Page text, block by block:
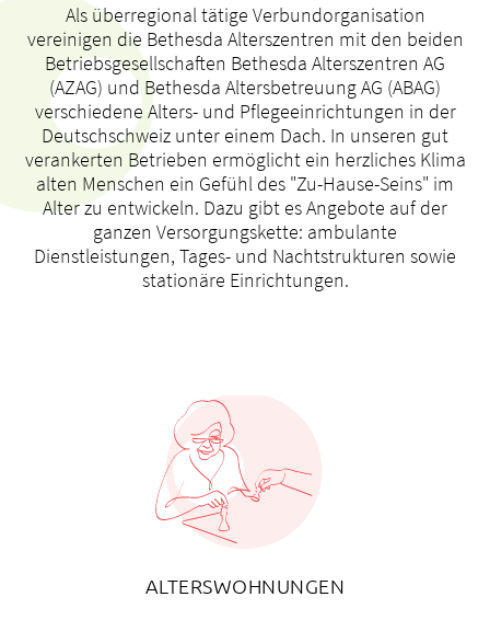
Als überregional tätige Verbundorganisation
vereinigen die Bethesda Alterszentren mit den beiden
Betriebsgesellschaften Bethesda Alterszentren AG
(AZAG) und Bethesda Altersbetreuung AG (ABAG)
verschiedene Alters- und Pflegeeinrichtungen in der
Deutschschweiz unter einem Dach. In unseren gut
verankerten Betrieben ermöglicht ein herzliches Klima
alten Menschen ein Gefühl des "Zu-Hause-Seins" im
Alter zu entwickeln. Dazu gibt es Angebote auf der
ganzen Versorgungskette: ambulante
Dienstleistungen, Tages- und Nachtstrukturen sowie
stationäre Einrichtungen.
ALTERSWOHNUNGEN